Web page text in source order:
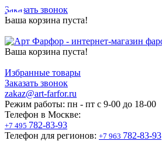
Заказать звонок
Ваша корзина пуста!
Ваша корзина пуста!
Избранные товары
Заказать звонок
zakaz@art-farfor.ru
Режим работы: пн - пт c 9-00 до 18-00
Телефон в Москве:
+7 495 782-83-93
Телефон для регионов: +7 963 782-83-93